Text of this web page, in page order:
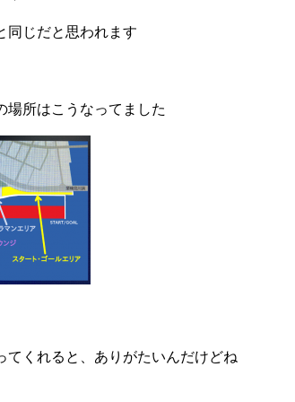
同じだと思われます
場所はこうなってました
てくれると、ありがたいんだけどね